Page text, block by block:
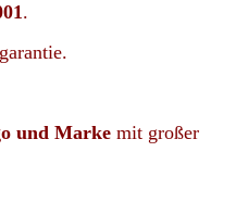
.
und Markemit großer